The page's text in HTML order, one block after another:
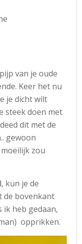
van je oude
Keer het nu
je dicht wilt
steek doen met
dit met de
gewoon
zou
kun je de
de bovenkant
ik heb gedaan,
opprikken.